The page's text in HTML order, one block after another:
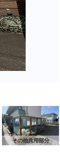
その他共用部分